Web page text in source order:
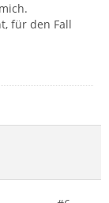
für den Fall